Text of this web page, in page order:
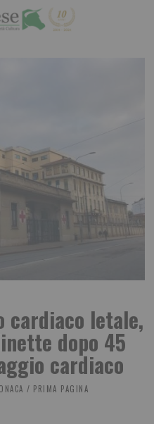
cardiaco letale,
dopo 45
cardiaco
/ PRIMA PAGINA